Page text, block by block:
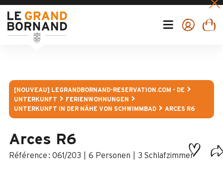
[NOUVEAU] LEGRANDBORNAND-RESERVATION.COM - DE
UNTERKUNFT
FERIENWOHNUNGEN
UNTERKUNFT IN DER NÄHE VON SCHWIMMBAD
ARCES R6
Arces R6
: 061/203 6 Personen 3 Schlafzimmer